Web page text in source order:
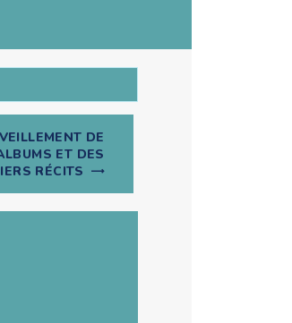
DE
ET DES
RÉCITS